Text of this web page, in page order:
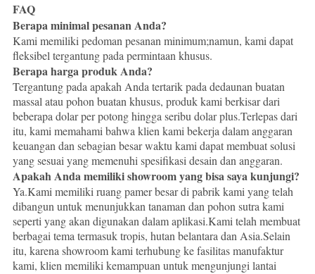
FAQ
Berapa minimal pesanan Anda?
Kami memiliki pedoman pesanan minimum;namun, kami dapat
fleksibel tergantung pada permintaan khusus.
Berapa harga produk Anda?
Tergantung pada apakah Anda tertarik pada dedaunan buatan
massal atau pohon buatan khusus, produk kami berkisar dari
beberapa dolar per potong hingga seribu dolar plus.Terlepas dari
itu, kami memahami bahwa klien kami bekerja dalam anggaran
keuangan dan sebagian besar waktu kami dapat membuat solusi
yang sesuai yang memenuhi spesifikasi desain dan anggaran.
Apakah Anda memiliki showroom yang bisa saya kunjungi?
Ya.Kami memiliki ruang pamer besar di pabrik kami yang telah
dibangun untuk menunjukkan tanaman dan pohon sutra kami
seperti yang akan digunakan dalam aplikasi.Kami telah membuat
berbagai tema termasuk tropis, hutan belantara dan Asia.Selain
itu, karena showroom kami terhubung ke fasilitas manufaktur
kami, klien memiliki kemampuan untuk mengunjungi lantai